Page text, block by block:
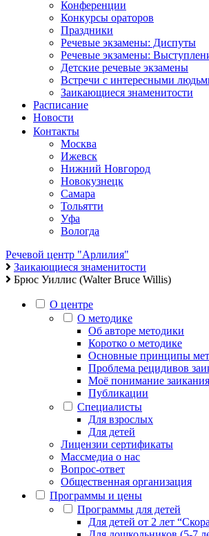
Конференции
Конкурсы ораторов
Праздники
Речевые экзамены: Диспуты
Речевые экзамены:
Детские речевые экзамены
Встречи с интересными
Заикающиеся знаменитости
Расписание
Новости
Контакты
Москва
Ижевск
Нижний Новгород
Новокузнецк
Самара
Тольятти
Уфа
Вологда
Речевой центр "Арлилия"
Заикающиеся знаменитости
Брюс Уиллис (Walter Bruce Willis)
О центре
О методике
Об авторе методики
Коротко о методике
Основные принципы
Проблема рецидивов
Моё понимание заикания
Публикации
Специалисты
Для взрослых
Для детей
Лицензии сертификаты
Массмедиа о нас
Вопрос-ответ
Общественная организация
Программы и цены
Программы для детей
Для детей от 2 лет